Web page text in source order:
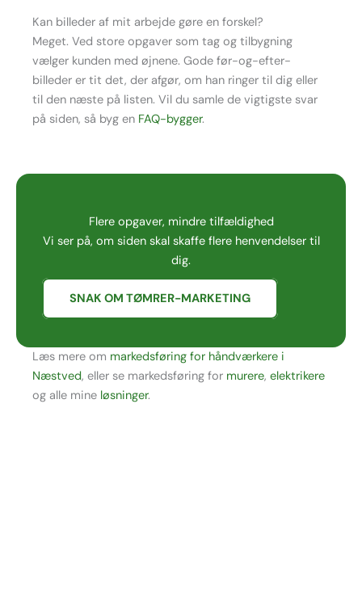
Kan billeder af mit arbejde gøre en forskel?
Meget. Ved store opgaver som tag og tilbygning
vælger kunden med øjnene. Gode før-og-efter-
billeder er tit det, der afgør, om han ringer til dig eller
til den næste på listen. Vil du samle de vigtigste svar
på siden, så byg en FAQ-bygger.
Flere opgaver, mindre tilfældighed
Vi ser på, om siden skal skaffe flere henvendelser til
dig.
SNAK OM TØMRER-MARKETING
Læs mere om markedsføring for håndværkere i
Næstved, eller se markedsføring for murere, elektrikere
og alle mine løsninger.